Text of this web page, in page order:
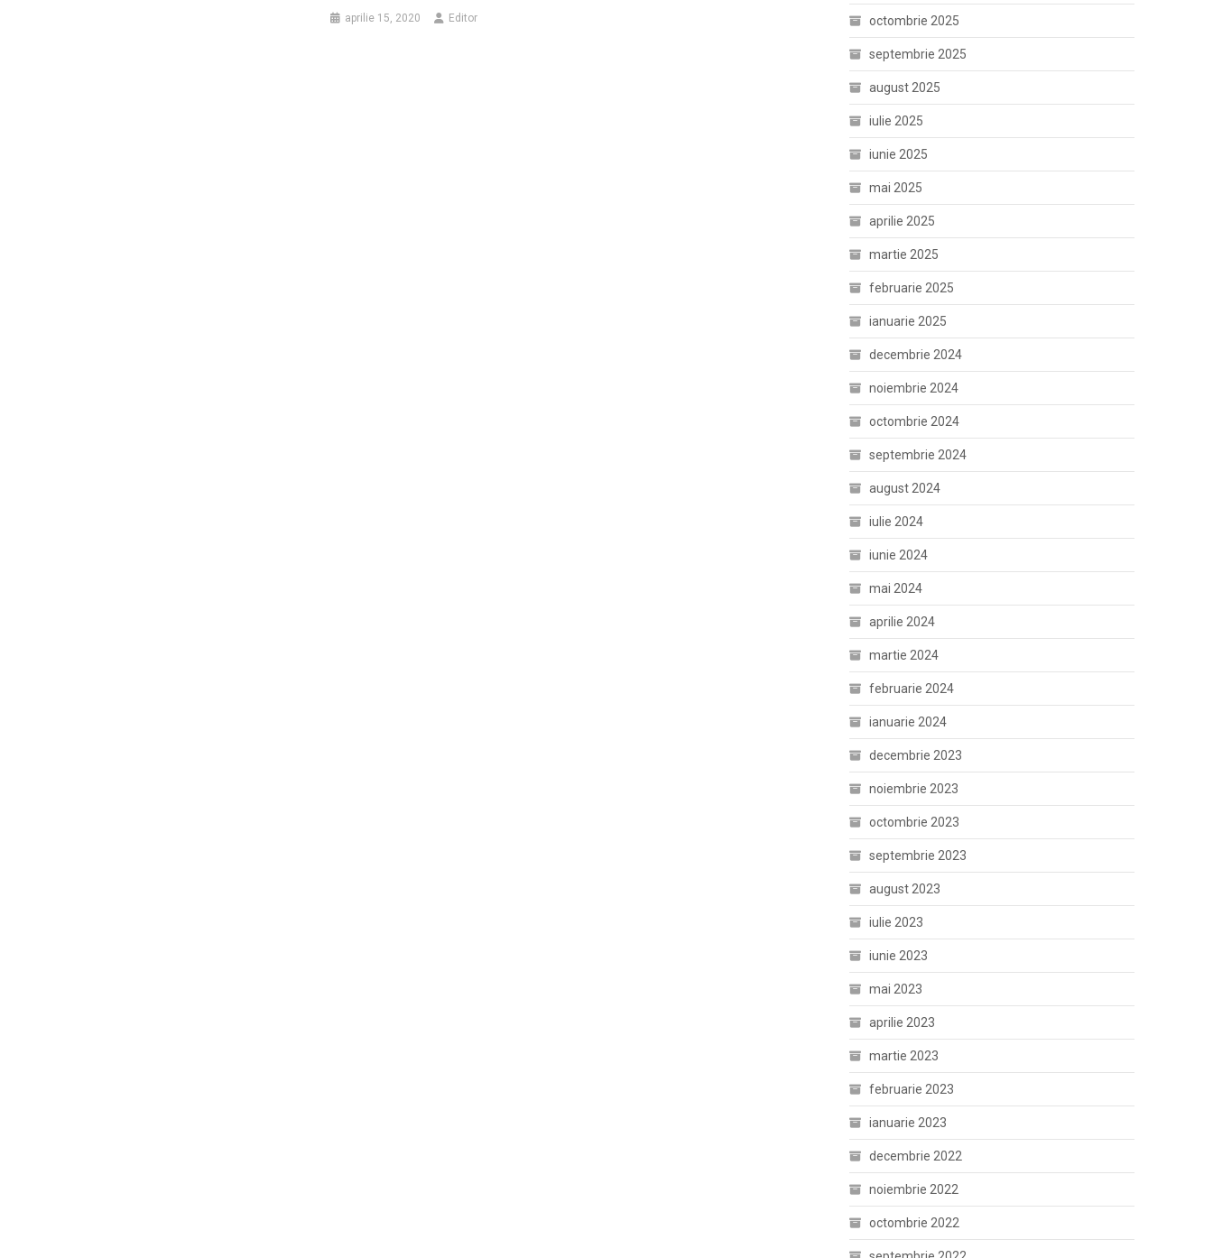
aprilie 15, 2020 Editor octombrie 2025
septembrie 2025
august 2025
iulie 2025
iunie 2025
mai 2025
aprilie 2025
martie 2025
februarie 2025
ianuarie 2025
decembrie 2024
noiembrie 2024
octombrie 2024
septembrie 2024
august 2024
iulie 2024
iunie 2024
mai 2024
aprilie 2024
martie 2024
februarie 2024
ianuarie 2024
decembrie 2023
noiembrie 2023
octombrie 2023
septembrie 2023
august 2023
iulie 2023
iunie 2023
mai 2023
aprilie 2023
martie 2023
februarie 2023
ianuarie 2023
decembrie 2022
noiembrie 2022
octombrie 2022